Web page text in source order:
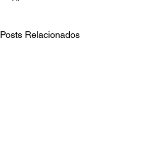
Posts Relacionados